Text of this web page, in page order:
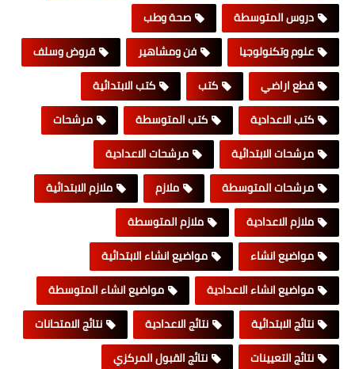
دروس المتوسطة
صحة وطب
علوم وتكنولوجيا
فن ومشاهير
قروض وسلف
قطع اراضي
كتب
كتب الابتدائية
كتب الاعدادية
كتب المتوسطة
مرشحات
مرشحات الابتدائية
مرشحات الاعدادية
مرشحات المتوسطة
ملازم
ملازم الابتدائية
ملازم الاعدادية
ملازم المتوسطة
مواضيع انشاء
مواضيع انشاء الابتدائية
مواضيع انشاء الاعدادية
مواضيع انشاء المتوسطة
نتائج الابتدائية
نتائج الاعدادية
نتائج الامتحانات
نتائج التعيينات
نتائج القبول المركزي